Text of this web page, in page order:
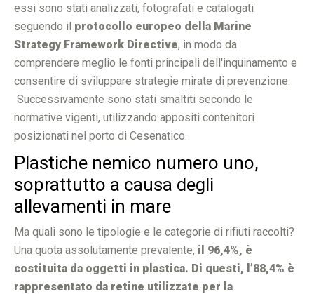
essi sono stati analizzati, fotografati e catalogati
seguendo il protocollo europeo della Marine
Strategy Framework Directive, in modo da
comprendere meglio le fonti principali dell'inquinamento e
consentire di sviluppare strategie mirate di prevenzione.
Successivamente sono stati smaltiti secondo le
normative vigenti, utilizzando appositi contenitori
posizionati nel porto di Cesenatico.
Plastiche nemico numero uno,
soprattutto a causa degli
allevamenti in mare
Ma quali sono le tipologie e le categorie di rifiuti raccolti?
Una quota assolutamente prevalente, il 96,4%, è
costituita da oggetti in plastica. Di questi, l’88,4% è
rappresentato da retine utilizzate per la